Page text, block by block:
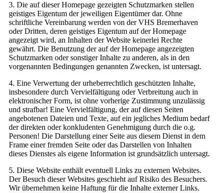
3. Die auf dieser Homepage gezeigten Schutzmarken stellen
geistiges Eigentum der jeweiligen Eigentümer dar. Ohne
schriftliche Vereinbarung werden von der VHS Bremerhaven
oder Dritten, deren geistiges Eigentum auf der Homepage
angezeigt wird, an Inhalten der Website keinerlei Rechte
gewährt. Die Benutzung der auf der Homepage angezeigten
Schutzmarken oder sonstiger Inhalte zu anderen, als in den
vorgenannten Bedingungen genannten Zwecken, ist untersagt.
4. Eine Verwertung der urheberrechtlich geschützten Inhalte,
insbesondere durch Vervielfältigung oder Verbreitung auch in
elektronischer Form, ist ohne vorherige Zustimmung unzulässig
und strafbar! Eine Vervielfältigung, der auf diesen Seiten
angebotenen Dateien und Texte, auf ein jegliches Medium bedarf
der direkten oder konkludenten Genehmigung durch die o.g.
Personen! Die Darstellung einer Seite aus diesem Dienst in dem
Frame einer fremden Seite oder das Darstellen von Inhalten
dieses Dienstes als eigene Information ist grundsätzlich untersagt.
5. Diese Website enthält eventuell Links zu externen Websites.
Der Besuch dieser Websites geschieht auf Risiko des Besuchers.
Wir übernehmen keine Haftung für die Inhalte externer Links.